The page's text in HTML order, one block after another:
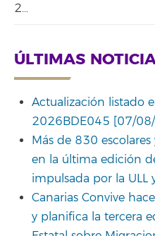
2...
ÚLTIMAS
Actualización listado
2026BDE045 [07/
Más de 830
en la última edición
impulsada por la ULL
Canarias Convive
y planifica la tercera